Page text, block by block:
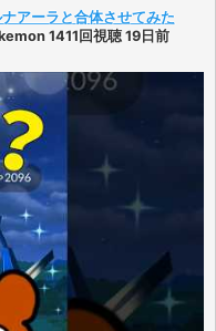
アーラと合体させてみた
1411回視聴 19日前